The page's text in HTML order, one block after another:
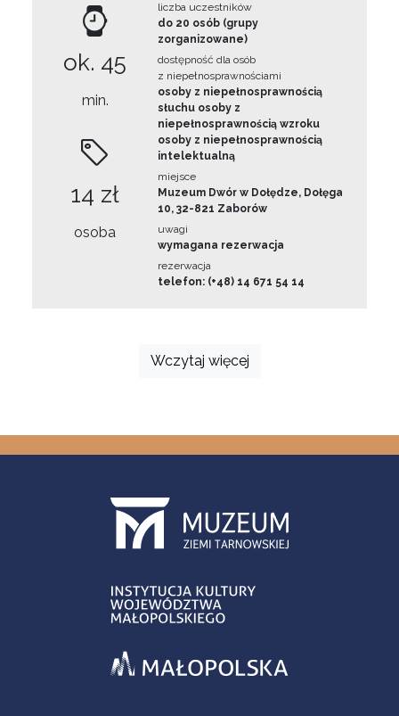
ok. 45
min.
14 zł
osoba
liczba uczestników
do 20 osób (grupy
zorganizowane)
dostępność dla osób
z niepełnosprawnościami
osoby z niepełnosprawnością
słuchu osoby z
niepełnosprawnością wzroku
osoby z niepełnosprawnością
intelektualną
miejsce
Muzeum Dwór w Dołędze, Dołęga
10, 32-821 Zaborów
uwagi
wymagana rezerwacja
rezerwacja
telefon: (+48) 14 671 54 14
Wczytaj więcej